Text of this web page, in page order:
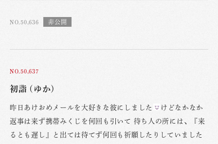
NO.50,636
NO.50,637
初詣 (ゆか)
昨日あけおめメールを大好きな彼にしました
けどなかなか
返事は来ず携帯みくじを何回も引いて 待ち人の所には、『来
るとも遅し』と出ては待てず何回も祈願したりしていました